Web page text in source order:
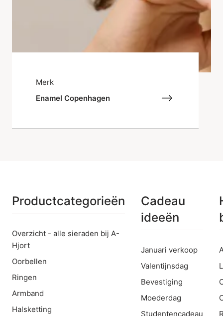
Merk
Enamel Copenhagen
Productcategorieën
Overzicht - alle sieraden bij A-
Hjort
Oorbellen
Ringen
Armband
Halsketting
Cadeau
ideeën
Januari verkoop
Valentijnsdag
Bevestiging
Moederdag
Studentencadeau